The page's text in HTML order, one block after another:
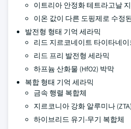
이트리아 안정화 테트라고날
이온 값이 다른 도핑제로 수정
발전형 형태 기억 세라믹
리드 지르코네이트 타이타네이
리드 프리 발전형 세라믹
하프늄 산화물 (HfO2) 박막
복합 형태 기억 세라믹
금속 행렬 복합체
지르코니아 강화 알루미나 (ZTA)
하이브리드 유기-무기 복합체